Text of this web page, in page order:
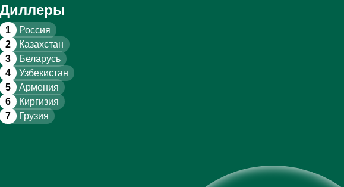
Диллеры
1
Россия
2
Казахстан
3
Беларусь
4
Узбекистан
5
Армения
6
Киргизия
7
Грузия